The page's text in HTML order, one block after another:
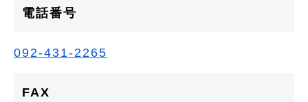
電話番号
092-431-2265
FAX